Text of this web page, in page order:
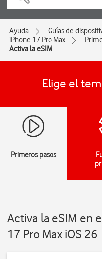
Ayuda Guías de
iPhone 17 Pro Max
Activa la eSIM
Elige el
Primeros pasos
Activa la eSIM en
17 Pro Max iOS 26